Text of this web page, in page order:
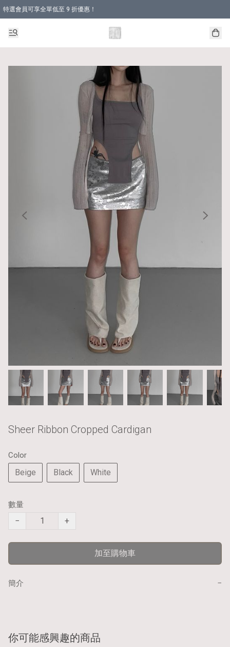
特選會員可享全單低至 9 折優惠！
Sheer Ribbon Cropped Cardigan
Color
Beige Black White
數量
− +
加至購物車
簡介 −
你可能感興趣的商品